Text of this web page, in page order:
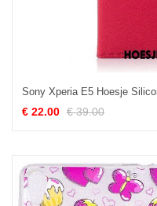
€ 22.00 € 39.00